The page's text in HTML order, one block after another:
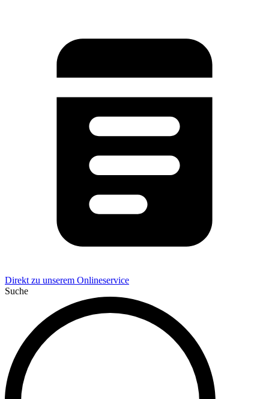
Direkt zu unserem Onlineservice
Suche